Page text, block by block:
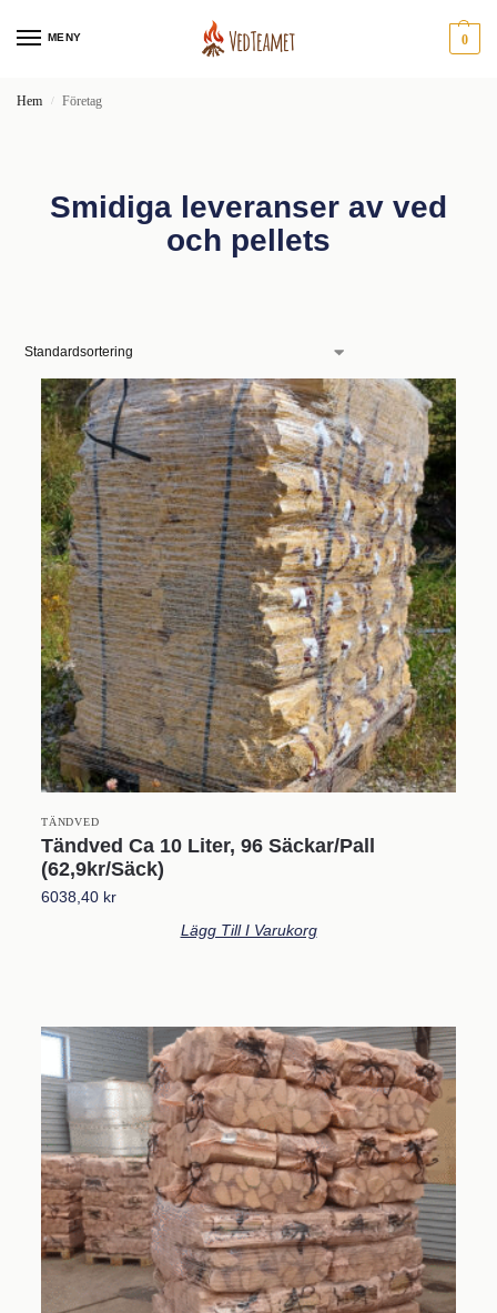
MENY 0
Hem / Företag
Smidiga leveranser av ved
och pellets
TÄNDVED
Tändved Ca 10 Liter, 96 Säckar/pall
(62,9kr/säck)
6038,40 kr
Lägg Till I Varukorg